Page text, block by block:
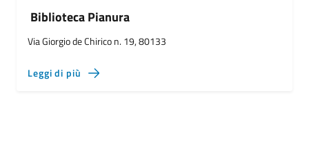
Biblioteca Pianura
Via Giorgio de Chirico n. 19, 80133
Leggi di più